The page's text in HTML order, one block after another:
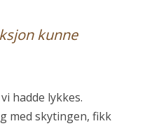
kunne
hadde lykkes.
med skytingen, fikk